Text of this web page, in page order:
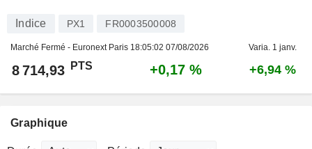
Indice PX1 FR0003500008
Marché Fermé - Euronext Paris 18:05:02 07/08/2026 Varia. 1 janv.
8 714,93 PTS +0,17 % +6,94 %
Graphique